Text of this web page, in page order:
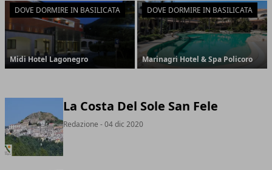
DOVE DORMIRE IN BASILICATA
Midi Hotel Lagonegro
DOVE DORMIRE IN BASILICATA
Marinagri Hotel & Spa Policoro
La Costa Del Sole San Fele
Redazione - 04 dic 2020